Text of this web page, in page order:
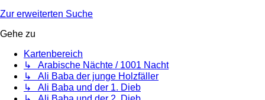
Zur erweiterten Suche
Gehe zu
Kartenbereich
↳ Arabische Nächte / 1001 Nacht
↳ Ali Baba der junge Holzfäller
↳ Ali Baba und der 1. Dieb